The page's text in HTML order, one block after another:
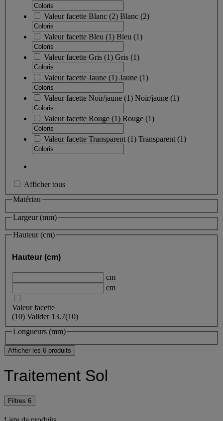
Valeur facette Blanc (2) Blanc (2)
Valeur facette Bleu (1) Bleu (1)
Valeur facette Gris (1) Gris (1)
Valeur facette Jaune (1) Jaune (1)
Valeur facette Noir/jaune (1) Noir/jaune (1)
Valeur facette Rouge (1) Rouge (1)
Valeur facette Transparent (1) Transparent (1)
Afficher tous
Matériau
Largeur (mm)
Hauteur (cm)
Hauteur (cm)
cm
cm
Valeur facette
(10) Valider 13.7(10)
Longueurs (mm)
Afficher les 6 produits
Traitement Sol
Filtres 6